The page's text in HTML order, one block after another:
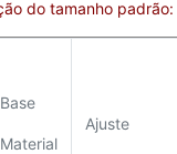
do tamanho padrão:
Base
Material
Ajuste